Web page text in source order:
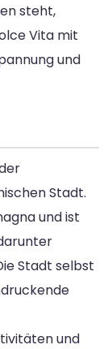
steht,
Vita mit
und
Stadt.
und ist
Stadt selbst
und